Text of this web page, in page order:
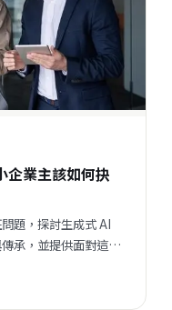
企業主該如何抉
題，探討生成式 AI
承，並提供面對這項